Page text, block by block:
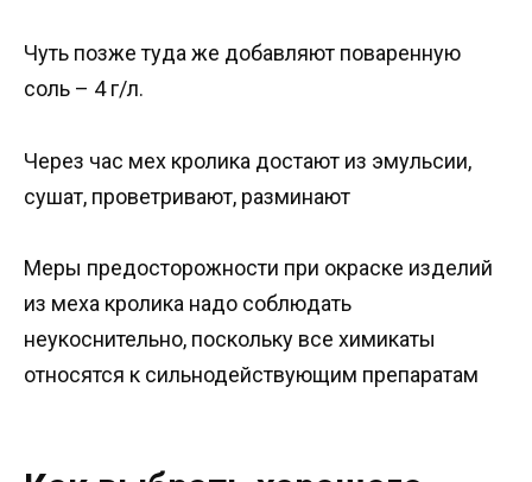
Чуть позже туда же добавляют поваренную
соль – 4 г/л.
Через час мех кролика достают из эмульсии,
сушат, проветривают, разминают
Меры предосторожности при окраске изделий
из меха кролика надо соблюдать
неукоснительно, поскольку все химикаты
относятся к сильнодействующим препаратам